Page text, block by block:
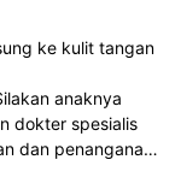
ke kulit tangan
anaknya
dokter spesialis
dan penanganan